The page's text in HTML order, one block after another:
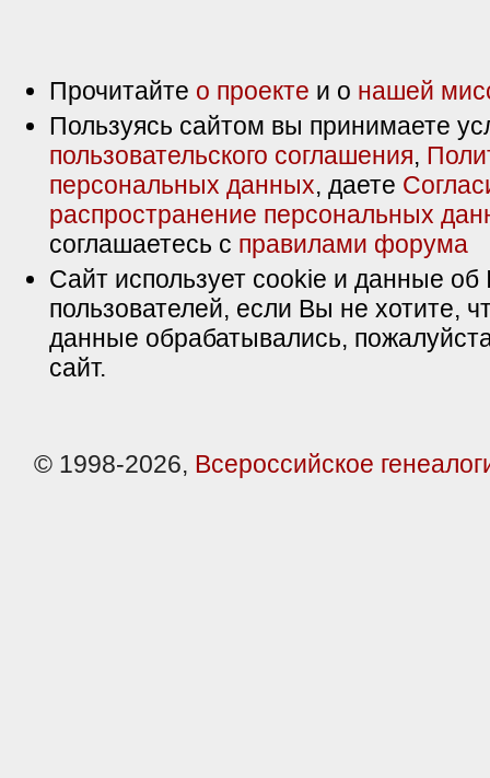
Прочитайте о проекте и о нашей
Пользуясь сайтом вы принимаете
пользовательского соглашения,
персональных данных, даете
распространение персональных
соглашаетесь с правилами форума
Сайт использует cookie и данные об
пользователей, если Вы не хотите,
данные обрабатывались,
сайт.
© 1998-2026, Всероссийское